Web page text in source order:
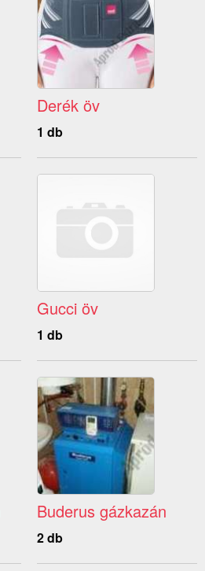
Derék öv
1 db
Gucci öv
1 db
Buderus gázkazán
2 db